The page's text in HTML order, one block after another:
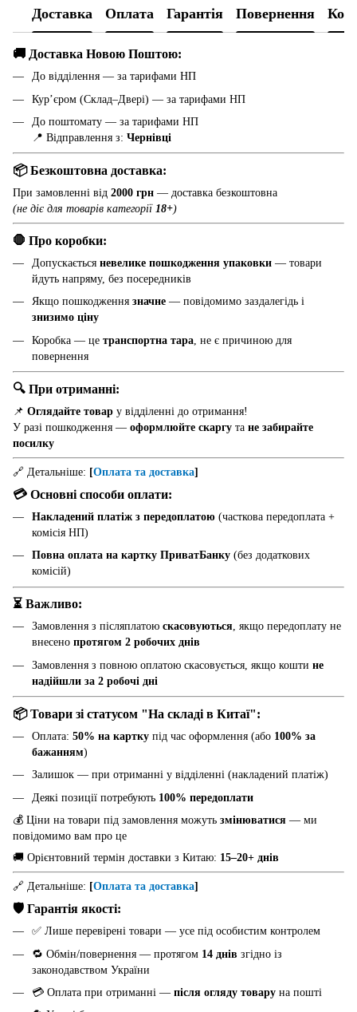
Доставка Оплата Гарантія Повернення
🚚 Доставка Новою Поштою:
До відділення — за тарифами НП
Кур’єром (Склад–Двері) — за тарифами НП
До поштомату — за тарифами НП
📍 Відправлення з: Чернівці
📦 Безкоштовна доставка:
При замовленні від 2000 грн — доставка безкоштовна
(не діє для товарів категорії 18+)
🛑 Про коробки:
Допускається невелике пошкодження упаковки — товари
йдуть напряму, без посередників
Якщо пошкодження значне — повідомимо заздалегідь і
знизимо ціну
Коробка — це транспортна тара , не є причиною для
повернення
🔍 При отриманні:
📌 Оглядайте товар у відділенні до отримання!
У разі пошкодження — оформлюйте скаргу та не забирайте
посилку
🔗 Детальніше: [Оплата та доставка]
💳 Основні способи оплати:
Накладений платіж з передоплатою (часткова передоплата +
комісія НП)
Повна оплата на картку ПриватБанку (без додаткових
комісій)
⏳ Важливо:
Замовлення з післяплатою скасовуються, якщо передоплату не
внесено протягом 2 робочих днів
Замовлення з повною оплатою скасовується, якщо кошти не
надійшли за 2 робочі дні
📦 Товари зі статусом "На складі в Китаї":
Оплата: 50% на картку під час оформлення (або 100% за
бажанням)
Залишок — при отриманні у відділенні (накладений платіж)
Деякі позиції потребують 100% передоплати
💰 Ціни на товари під замовлення можуть змінюватися — ми
повідомимо вам про це
🚚 Орієнтовний термін доставки з Китаю: 15–20+ днів
🔗 Детальніше: [Оплата та доставка]
🛡️ Гарантія якості:
✅ Лише перевірені товари — усе під особистим контролем
🔁 Обмін/повернення — протягом 14 днів згідно із
законодавством України
💳 Оплата при отриманні — після огляду товару на пошті